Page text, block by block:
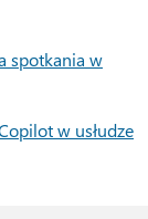
spotkania w
w usłudze